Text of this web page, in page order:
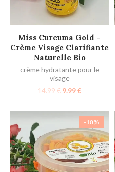
LIRE LA SUITE
Miss Curcuma Gold –
Crème Visage Clarifiante
Naturelle Bio
crème hydratante pour le
visage
14.99€ 9.99€
-10%